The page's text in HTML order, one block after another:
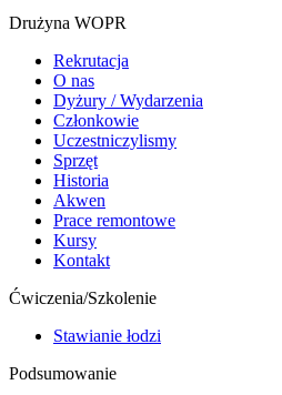
Drużyna WOPR
Rekrutacja
O nas
Dyżury / Wydarzenia
Członkowie
Uczestniczylismy
Sprzęt
Historia
Akwen
Prace remontowe
Kursy
Kontakt
Ćwiczenia/Szkolenie
Stawianie łodzi
Podsumowanie